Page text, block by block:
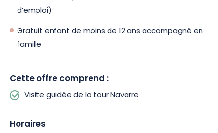
d’emploi)
Gratuit enfant de moins de 12 ans accompagné en
famille
Cette offre comprend :
Visite guidée de la tour Navarre
Horaires